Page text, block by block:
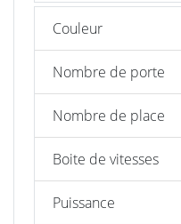
Couleur
Nombre de porte
Nombre de place
Boite de vitesses
Puissance